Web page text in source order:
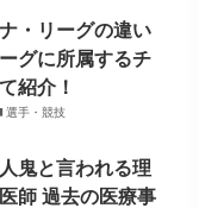
・リーグの違い
グに所属するチ
紹介！
選手・競技
鬼と言われる理
師 過去の医療事